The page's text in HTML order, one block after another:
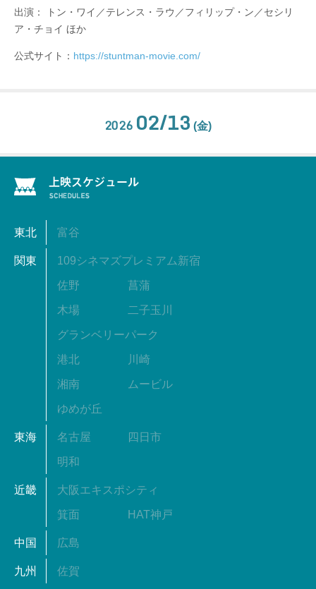
出演： トン・ワイ／テレンス・ラウ／フィリップ・ン／セシリ
ア・チョイ ほか
公式サイト： https://stuntman-movie.com/
2026 02/13 (金)
東北 富谷
関東 109シネマズプレミアム新宿
佐野 菖蒲
木場 二子玉川
グランベリーパーク
港北 川崎
湘南 ムービル
ゆめが丘
東海 名古屋 四日市
明和
近畿 大阪エキスポシティ
箕面 HAT神戸
中国 広島
九州 佐賀